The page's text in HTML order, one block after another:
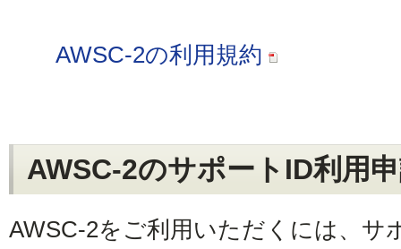
AWSC-2の利用規約
AWSC-2のサポートID利用
AWSC-2をご利用いただくには、サ